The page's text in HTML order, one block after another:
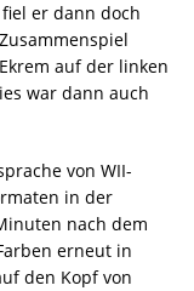
er dann doch
auf der linken
war dann auch
von WII-
in der
nach dem
erneut in
den Kopf von